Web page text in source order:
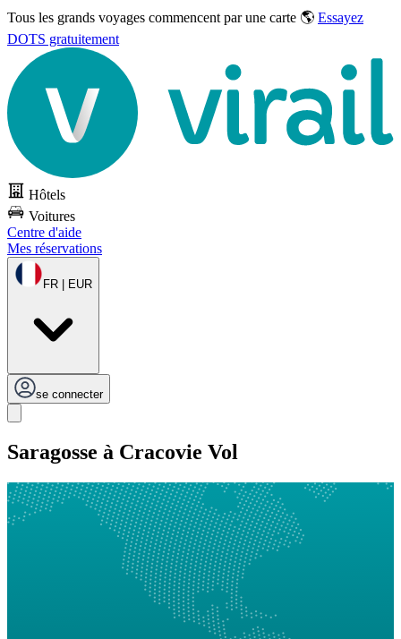
Tous les grands voyages commencent par une carte 🌎 Essayez
DOTS gratuitement
Hôtels
Voitures
Centre d'aide
Mes réservations
FR | EUR
se connecter
Saragosse à Cracovie Vol